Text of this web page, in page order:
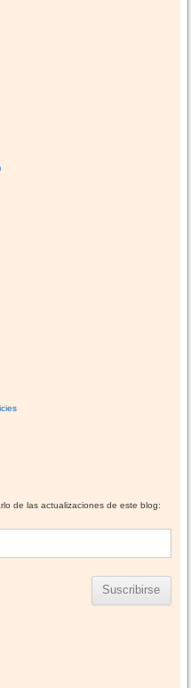
de las actualizaciones de este blog: